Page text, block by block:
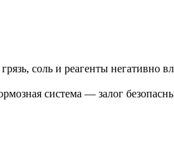
соль и реагенты негативно
система — залог